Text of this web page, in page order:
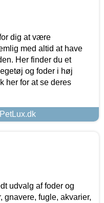
dig at være
med altid at have
Her finder du et
og foder i høj
her for at se deres
udvalg af foder og
gnavere, fugle, akvarier,